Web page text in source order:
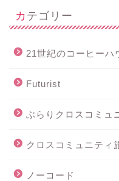
カテゴリー
21世紀のコーヒーハ
Futurist
ぶらりクロスコミュ
クロスコミュニティ
ノーコード